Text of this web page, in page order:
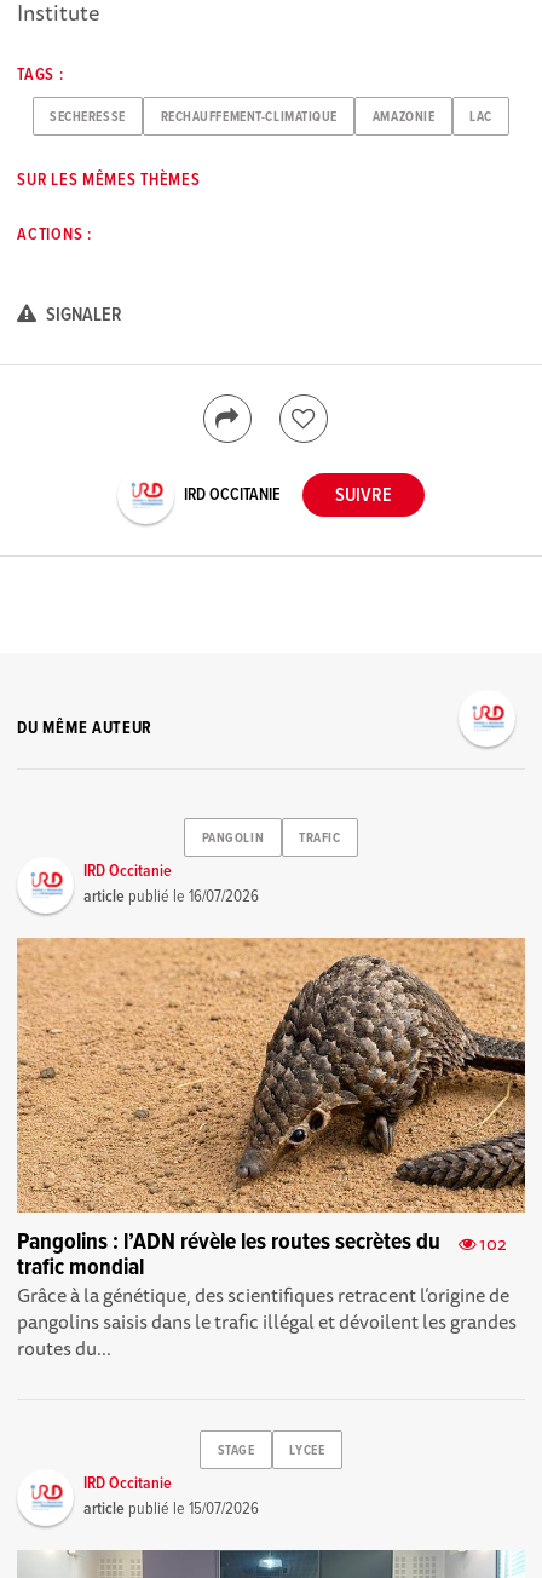
Institute
TAGS :
SECHERESSE RECHAUFFEMENT-CLIMATIQUE AMAZONIE LAC
SUR LES MÊMES THÈMES
ACTIONS :
SIGNALER
IRD OCCITANIE
DU MÊME AUTEUR
PANGOLIN TRAFIC
IRD Occitanie
article publié le16/07/2026
102
Pangolins : l’ADN révèle les routes secrètes du
trafic mondial
Grâce à la génétique, des scientifiques retracent l’origine de
pangolins saisis dans le trafic illégal et dévoilent les grandes
routes du...
STAGE LYCEE
IRD Occitanie
article publié le15/07/2026